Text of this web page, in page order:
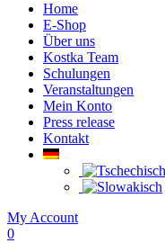
Home
E-Shop
Über uns
Kostka Team
Schulungen
Veranstaltungen
Mein Konto
Press release
Kontakt
My Account
0